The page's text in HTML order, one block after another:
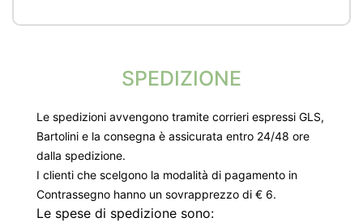
SPEDIZIONE
Le spedizioni avvengono tramite corrieri espressi GLS,
Bartolini e la consegna è assicurata entro 24/48 ore
dalla spedizione.
I clienti che scelgono la modalità di pagamento in
Contrassegno hanno un sovrapprezzo di € 6.
Le spese di spedizione sono: